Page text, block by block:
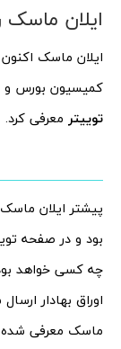
ایلان
کمیسیون بورس و
توییتر معرفی کرد.
پیشتر ایلان
بود و در صفحه
چه کسی خواهد
اوراق بهادار
ماسک معرفی